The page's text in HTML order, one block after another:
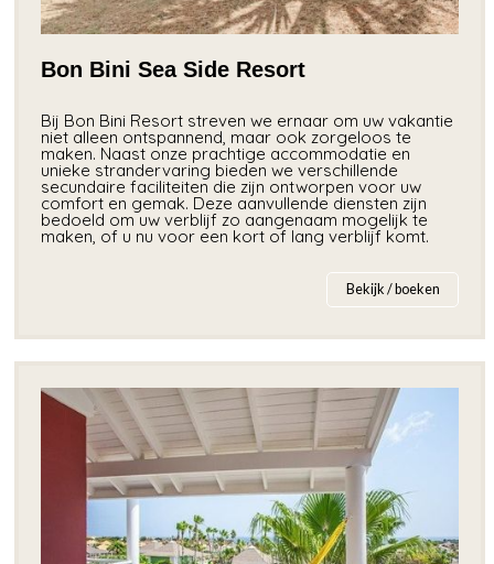
Bon Bini Sea Side Resort
Bij Bon Bini Resort streven we ernaar om uw vakantie
niet alleen ontspannend, maar ook zorgeloos te
maken. Naast onze prachtige accommodatie en
unieke strandervaring bieden we verschillende
secundaire faciliteiten die zijn ontworpen voor uw
comfort en gemak. Deze aanvullende diensten zijn
bedoeld om uw verblijf zo aangenaam mogelijk te
maken, of u nu voor een kort of lang verblijf komt.
Bekijk / boeken